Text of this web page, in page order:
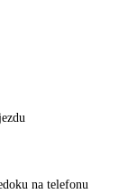
na telefonu